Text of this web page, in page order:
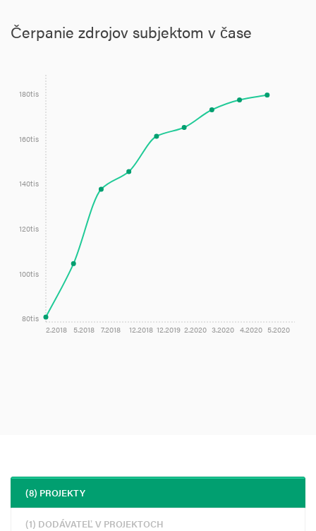
Čerpanie zdrojov subjektom v čase
2.2018 5.2018 7.2018 12.2018 12.2019 2.2020 3.2020 4.2020 5.2020
80tis
100tis
120tis
140tis
160tis
180tis
(8) PROJEKTY
(1) DODÁVATEĽ V PROJEKTOCH